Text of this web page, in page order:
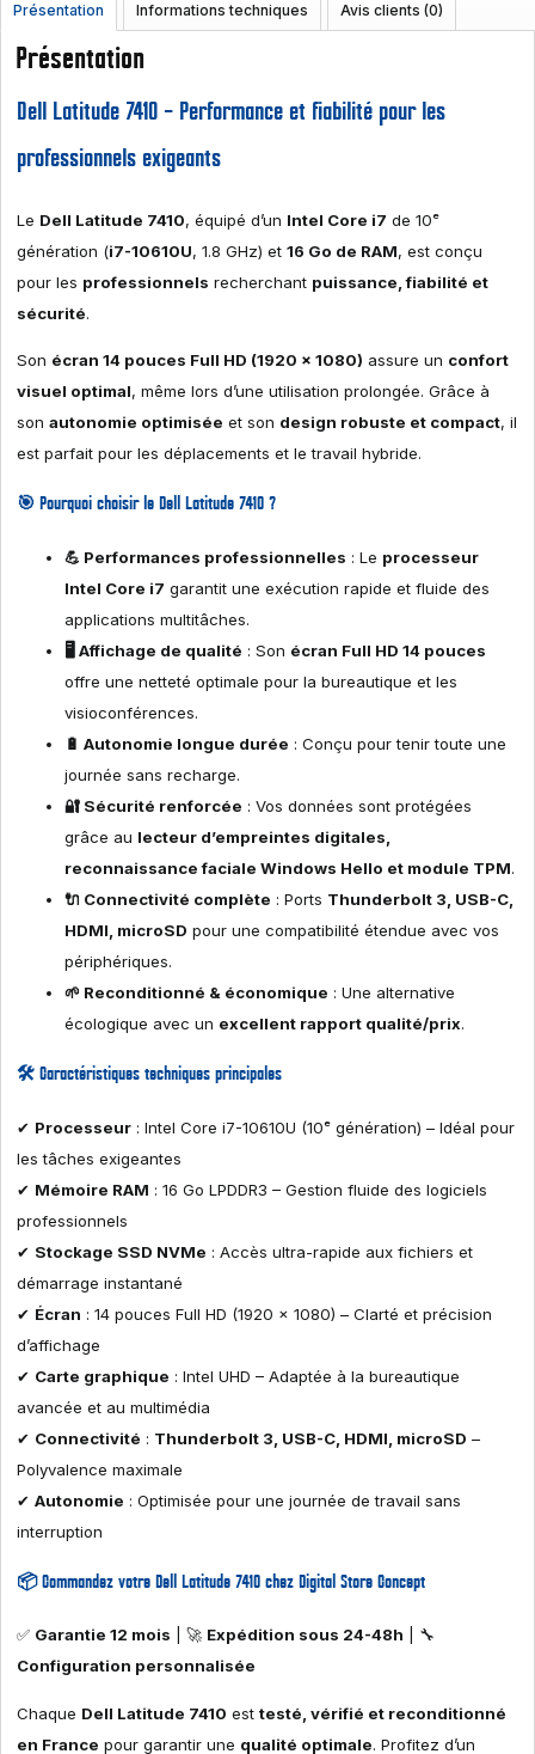
Présentation Informations techniques Avis clients (0)
Présentation
Dell Latitude 7410 – Performance et fiabilité pour les
professionnels exigeants
Le Dell Latitude 7410, équipé d’un Intel Core i7 de 10ᵉ
génération (i7-10610U, 1.8 GHz) et16 Go de RAM, est conçu
pour les professionnels recherchant puissance, fiabilité et
sécurité.
Son écran 14 pouces Full HD (1920 x 1080) assure un confort
visuel optimal, même lors d’une utilisation prolongée. Grâce à
sonautonomie optimisée et son design robuste et compact, il
est parfait pour les déplacements et le travail hybride.
🎯 Pourquoi choisir le Dell Latitude 7410 ?
💪 Performances professionnelles : Le processeur
Intel Core i7 garantit une exécution rapide et fluide des
applications multitâches.
🖥️ Affichage de qualité : Son écran Full HD 14 pouces
offre une netteté optimale pour la bureautique et les
visioconférences.
🔋 Autonomie longue durée : Conçu pour tenir toute une
journée sans recharge.
🔐 Sécurité renforcée : Vos données sont protégées
grâce au lecteur d’empreintes digitales,
reconnaissance faciale Windows Hello et module TPM.
🔌 Connectivité complète : Ports Thunderbolt 3, USB-C,
HDMI, microSD pour une compatibilité étendue avec vos
périphériques.
🌱 Reconditionné & économique : Une alternative
écologique avec un excellent rapport qualité/prix.
🛠️ Caractéristiques techniques principales
✔ Processeur : Intel Core i7-10610U (10ᵉ génération) – Idéal pour
les tâches exigeantes
✔ Mémoire RAM : 16 Go LPDDR3 – Gestion fluide des logiciels
professionnels
✔ Stockage SSD NVMe : Accès ultra-rapide aux fichiers et
démarrage instantané
✔ Écran : 14 pouces Full HD (1920 x 1080) – Clarté et précision
d’affichage
✔ Carte graphique : Intel UHD – Adaptée à la bureautique
avancée et au multimédia
✔ Connectivité : Thunderbolt 3, USB-C, HDMI, microSD –
Polyvalence maximale
✔Autonomie : Optimisée pour une journée de travail sans
interruption
📦 Commandez votre Dell Latitude 7410 chez Digital Store Concept
✅ Garantie 12 mois | 🚀 Expédition sous 24-48h | 🔧
Configuration personnalisée
Chaque Dell Latitude 7410 esttesté, vérifié et reconditionné
en France pour garantir une qualité optimale. Profitez d’un